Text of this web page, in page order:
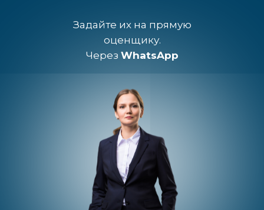
Задайте их на прямую
оценщику.
Через WhatsApp